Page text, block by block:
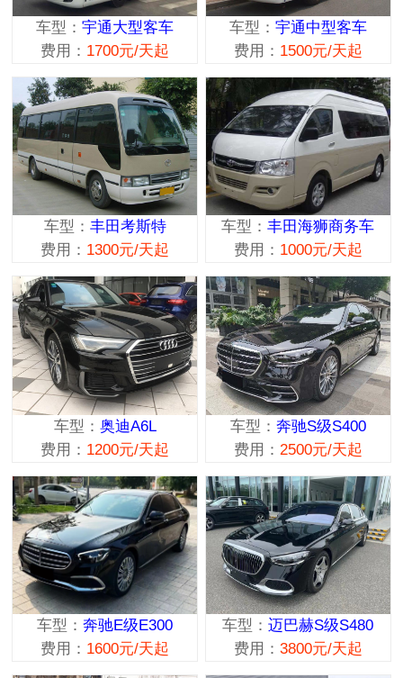
车型：宇通大型客车
费用： 1700元/天起
车型： 宇通中型客车
费用： 1500元/天起
车型： 丰田考斯特
费用： 1300元/天起
车型：丰田海狮商务车
费用： 1000元/天起
车型： 奥迪A6L
费用： 1200元/天起
车型： 奔驰S级S400
费用： 2500元/天起
车型：奔驰E级E300
费用： 1600元/天起
车型：迈巴赫S级S480
费用： 3800元/天起